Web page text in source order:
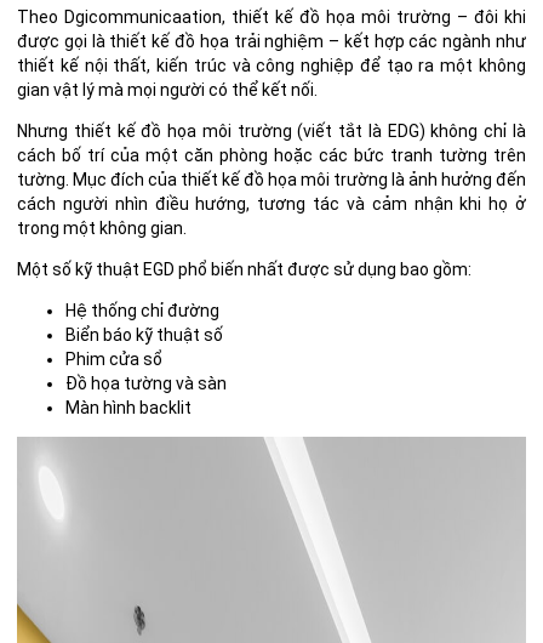
Theo Dgicommunicaation, thiết kế đồ họa môi trường – đôi khi
được gọi là thiết kế đồ họa trải nghiệm – kết hợp các ngành như
thiết kế nội thất, kiến trúc và công nghiệp để tạo ra một không
gian vật lý mà mọi người có thể kết nối.
Nhưng thiết kế đồ họa môi trường (viết tắt là EDG) không chỉ là
cách bố trí của một căn phòng hoặc các bức tranh tường trên
tường. Mục đích của thiết kế đồ họa môi trường là ảnh hưởng đến
cách người nhìn điều hướng, tương tác và cảm nhận khi họ ở
trong một không gian.
Một số kỹ thuật EGD phổ biến nhất được sử dụng bao gồm:
Hệ thống chỉ đường
Biển báo kỹ thuật số
Phim cửa sổ
Đồ họa tường và sàn
Màn hình backlit